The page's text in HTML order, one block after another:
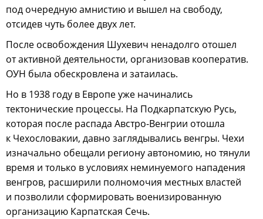
под очередную амнистию и вышел на свободу,
отсидев чуть более двух лет.
После освобождения Шухевич ненадолго отошел
от активной деятельности, организовав кооператив.
ОУН была обескровлена и затаилась.
Но в 1938 году в Европе уже начинались
тектонические процессы. На Подкарпатскую Русь,
которая после распада Австро-Венгрии отошла
к Чехословакии, давно заглядывались венгры. Чехи
изначально обещали региону автономию, но тянули
время и только в условиях неминуемого нападения
венгров, расширили полномочия местных властей
и позволили сформировать военизированную
организацию Карпатская Сечь.